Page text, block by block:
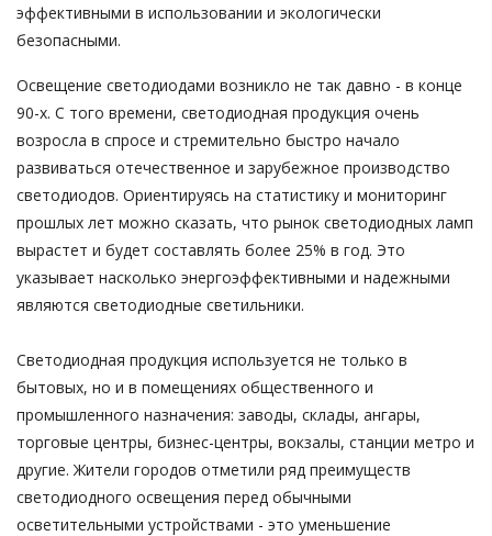
эффективными в использовании и экологически
безопасными.
Освещение светодиодами возникло не так давно - в конце
90-х. С того времени, светодиодная продукция очень
возросла в спросе и стремительно быстро начало
развиваться отечественное и зарубежное производство
светодиодов. Ориентируясь на статистику и мониторинг
прошлых лет можно сказать, что рынок светодиодных ламп
вырастет и будет составлять более 25% в год. Это
указывает насколько энергоэффективными и надежными
являются светодиодные светильники.
Светодиодная продукция используется не только в
бытовых, но и в помещениях общественного и
промышленного назначения: заводы, склады, ангары,
торговые центры, бизнес-центры, вокзалы, станции метро и
другие. Жители городов отметили ряд преимуществ
светодиодного освещения перед обычными
осветительными устройствами - это уменьшение